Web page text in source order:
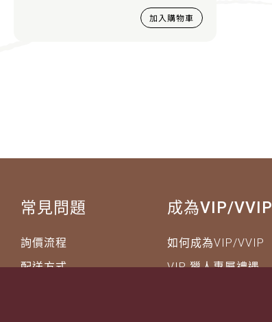
加入購物車
常見問題
詢價流程
配送方式
成為VIP/VVIP
如何成為VIP/VVIP
VIP 獵人專屬禮遇